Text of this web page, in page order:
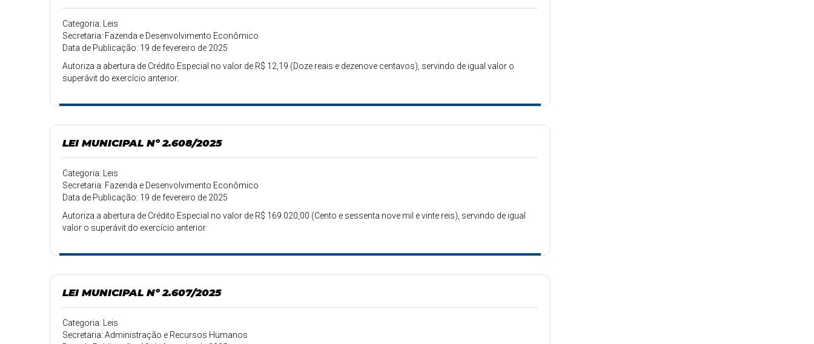
Categoria: Leis
Secretaria: Fazenda e Desenvolvimento Econômico
Data de Publicação: 19 de fevereiro de 2025
Autoriza a abertura de Crédito Especial no valor de R$ 12,19 (Doze reais e dezenove centavos), servindo de igual valor o
superávit do exercício anterior.
LEI MUNICIPAL Nº 2.608/2025
Categoria: Leis
Secretaria: Fazenda e Desenvolvimento Econômico
Data de Publicação: 19 de fevereiro de 2025
Autoriza a abertura de Crédito Especial no valor de R$ 169.020,00 (Cento e sessenta nove mil e vinte reis), servindo de igual
valor o superávit do exercício anterior.
LEI MUNICIPAL Nº 2.607/2025
Categoria: Leis
Secretaria: Administração e Recursos Humanos